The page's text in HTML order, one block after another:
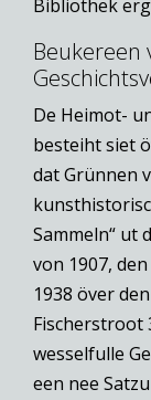
Bibliothek
Beukereen
De Heimot-
besteiht siet
dat Grünnen
Sammeln“ ut
von 1907,
1938 över
Fischerstroot
wesselfulle
een nee